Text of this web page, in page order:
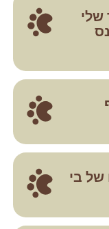
של בי